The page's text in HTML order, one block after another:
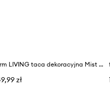
ferm LIVING taca dekoracyjna Mist 20 cm
zł